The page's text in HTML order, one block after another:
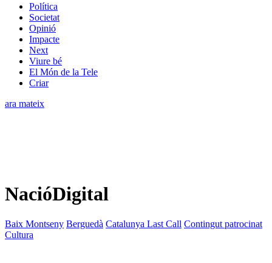
Política
Societat
Opinió
Impacte
Next
Viure bé
El Món de la Tele
Criar
ara mateix
NacióDigital
Baix Montseny Berguedà Catalunya Last Call Contingut patrocinat
Cultura